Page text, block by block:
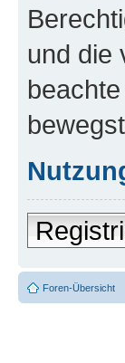
und die
Foren-Übersicht